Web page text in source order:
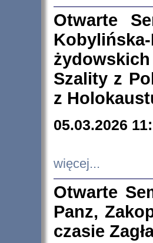
Otwarte
Szality z
z
05.03.2026
więcej...
Otwarte
Panz,
czasie